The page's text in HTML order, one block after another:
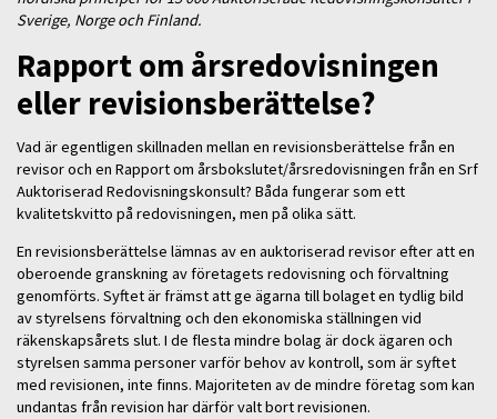
Sverige, Norge och Finland.
Rapport om årsredovisningen
eller revisionsberättelse?
Vad är egentligen skillnaden mellan en revisionsberättelse från en
revisor och en Rapport om årsbokslutet/årsredovisningen från en Srf
Auktoriserad Redovisningskonsult? Båda fungerar som ett
kvalitetskvitto på redovisningen, men på olika sätt.
En revisionsberättelse lämnas av en auktoriserad revisor efter att en
oberoende granskning av företagets redovisning och förvaltning
genomförts. Syftet är främst att ge ägarna till bolaget en tydlig bild
av styrelsens förvaltning och den ekonomiska ställningen vid
räkenskapsårets slut. I de flesta mindre bolag är dock ägaren och
styrelsen samma personer varför behov av kontroll, som är syftet
med revisionen, inte finns. Majoriteten av de mindre företag som kan
undantas från revision har därför valt bort revisionen.